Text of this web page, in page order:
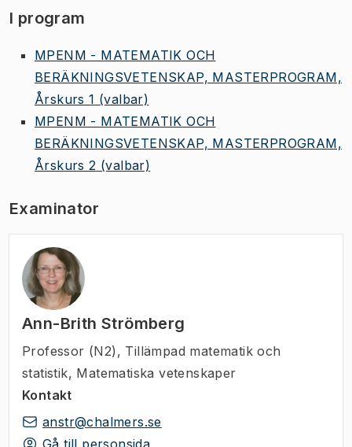
I program
MPENM - MATEMATIK OCH
BERÄKNINGSVETENSKAP, MASTERPROGRAM,
Årskurs 1 (valbar)
MPENM - MATEMATIK OCH
BERÄKNINGSVETENSKAP, MASTERPROGRAM,
Årskurs 2 (valbar)
Examinator
Ann-Brith Strömberg
Professor (N2) , Tillämpad matematik och
statistik, Matematiska vetenskaper
Kontakt
anstr@chalmers.se
Gå till personsida